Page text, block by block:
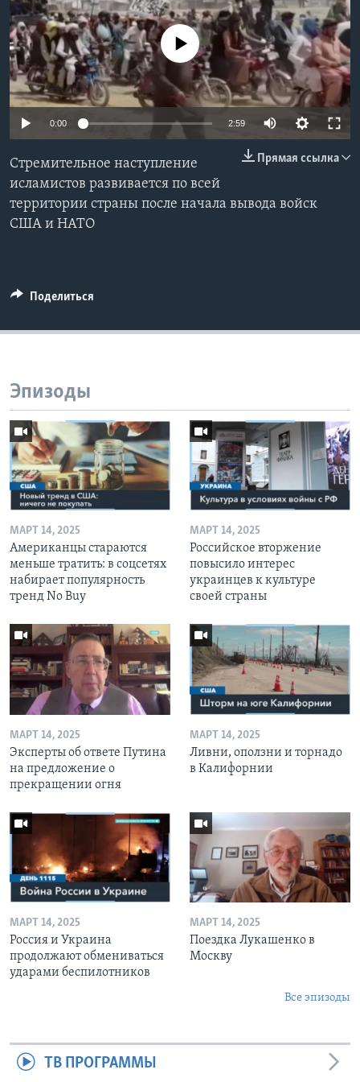
Learning English
СОЦИАЛЬНЫЕ СЕТИ
No media source currently available
0:00 2:59
Прямая ссылка
Стремительное наступление
исламистов развивается по всей
территории страны после начала вывода войск
США и НАТО
Поделиться
Эпизоды
МАРТ 14, 2025
Американцы стараются
меньше тратить: в соцсетях
набирает популярность
тренд No Buy
МАРТ 14, 2025
Российское вторжение
повысило интерес
украинцев к культуре
своей страны
МАРТ 14, 2025
Эксперты об ответе Путина
на предложение о
прекращении огня
МАРТ 14, 2025
Ливни, оползни и торнадо
в Калифорнии
МАРТ 14, 2025
Россия и Украина
продолжают обмениваться
ударами беспилотников
МАРТ 14, 2025
Поездка Лукашенко в
Москву
Все эпизоды
ТВ ПРОГРАММЫ